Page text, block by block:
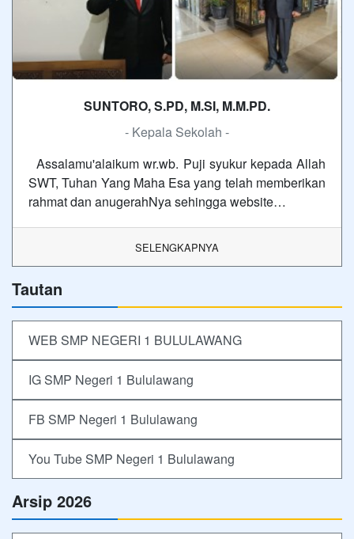
SUNTORO, S.PD, M.SI, M.M.PD.
- Kepala Sekolah -
Assalamu'alaikum wr.wb. Puji syukur kepada Allah
SWT, Tuhan Yang Maha Esa yang telah memberikan
rahmat dan anugerahNya sehingga website…
SELENGKAPNYA
Tautan
WEB SMP NEGERI 1 BULULAWANG
IG SMP Negeri 1 Bululawang
FB SMP Negeri 1 Bululawang
You Tube SMP Negeri 1 Bululawang
Arsip 2026